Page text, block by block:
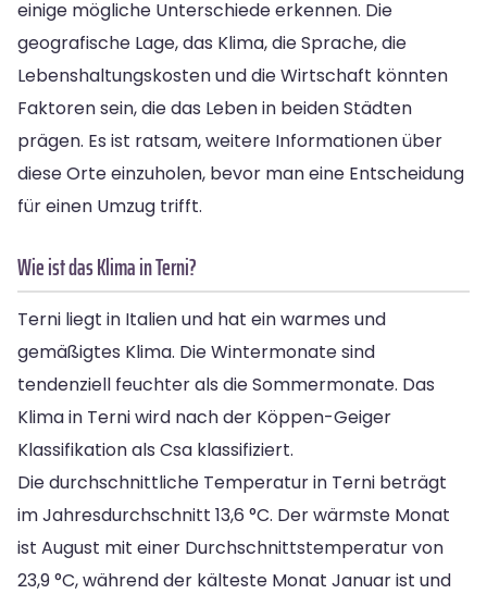
einige mögliche Unterschiede erkennen. Die
geografische Lage, das Klima, die Sprache, die
Lebenshaltungskosten und die Wirtschaft könnten
Faktoren sein, die das Leben in beiden Städten
prägen. Es ist ratsam, weitere Informationen über
diese Orte einzuholen, bevor man eine Entscheidung
für einen Umzug trifft.
Wie ist das Klima in Terni?
Terni liegt in Italien und hat ein warmes und
gemäßigtes Klima. Die Wintermonate sind
tendenziell feuchter als die Sommermonate. Das
Klima in Terni wird nach der Köppen-Geiger
Klassifikation als Csa klassifiziert.
Die durchschnittliche Temperatur in Terni beträgt
im Jahresdurchschnitt 13,6 °C. Der wärmste Monat
ist August mit einer Durchschnittstemperatur von
23,9 °C, während der kälteste Monat Januar ist und